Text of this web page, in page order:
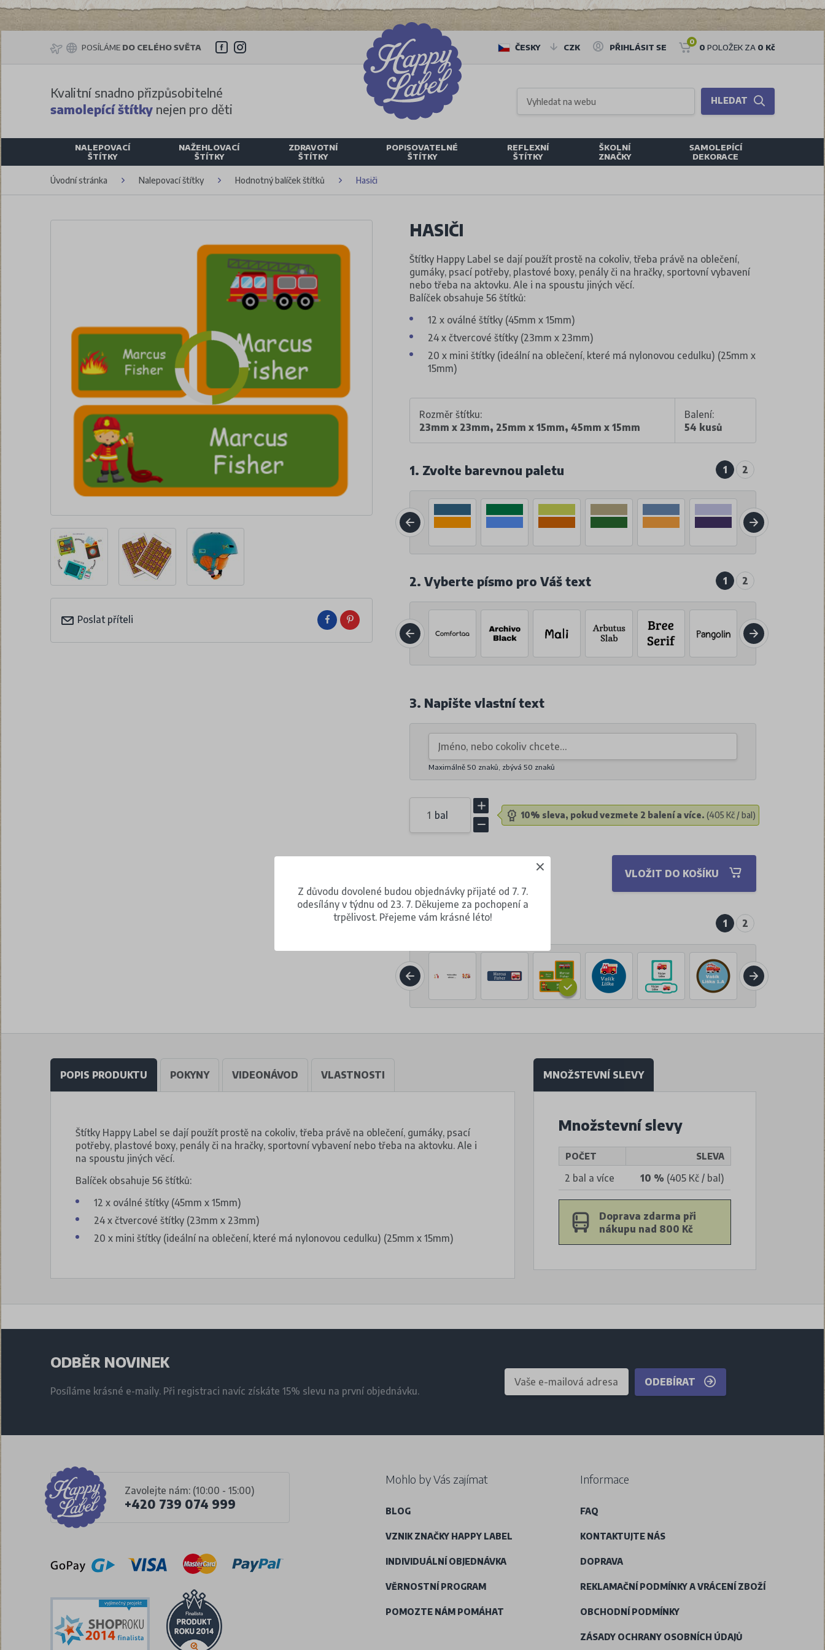
POSÍLÁME DO CELÉHO SVĚTA ČESKY CZK PŘIHLÁSIT SE
0
0 POLOŽEK ZA 0 Kč
Kvalitní snadno přizpůsobitelné
samolepící štítky nejen pro děti
HLEDAT
NALEPOVACÍ
ŠTÍTKY
NAŽEHLOVACÍ
ŠTÍTKY
ZDRAVOTNÍ
ŠTÍTKY
POPISOVATELNÉ
ŠTÍTKY
REFLEXNÍ
ŠTÍTKY
ŠKOLNÍ
ZNAČKY
SAMOLEPÍCÍ
DEKORACE
Úvodní stránka Nalepovací štítky Hodnotný balíček štítků Hasiči
Poslat příteli
HASIČI
Štítky Happy Label se dají použít prostě na cokoliv, třeba právě na oblečení,
gumáky, psací potřeby, plastové boxy, penály či na hračky, sportovní vybavení
nebo třeba na aktovku. Ale i na spoustu jiných věcí.
Balíček obsahuje 56 štítků:
12 x oválné štítky (45mm x 15mm)
24 x čtvercové štítky (23mm x 23mm)
20 x mini štítky (ideální na oblečení, které má nylonovou cedulku) (25mm x
15mm)
Rozměr štítku:
23mm x 23mm, 25mm x 15mm, 45mm x 15mm
Balení:
54 kusů
1. Zvolte barevnou paletu 1 2
2. Vyberte písmo pro Váš text 1 2
3. Napište vlastní text
Maximálně 50 znaků, zbývá 50 znaků
bal 10% sleva, pokud vezmete 2 balení a více. (405 Kč / bal)
VLOŽIT DO KOŠÍKU
Volba jiného motivu 1 2
POPIS PRODUKTU POKYNY VIDEONÁVOD VLASTNOSTI
Štítky Happy Label se dají použít prostě na cokoliv, třeba právě na oblečení, gumáky, psací
potřeby, plastové boxy, penály či na hračky, sportovní vybavení nebo třeba na aktovku. Ale i
na spoustu jiných věcí.
Balíček obsahuje 56 štítků:
12 x oválné štítky (45mm x 15mm)
24 x čtvercové štítky (23mm x 23mm)
20 x mini štítky (ideální na oblečení, které má nylonovou cedulku) (25mm x 15mm)
MNOŽSTEVNÍ SLEVY
Množstevní slevy
POČET SLEVA
2 bal a více 10 % (405 Kč / bal)
Doprava zdarma při
nákupu nad 800 Kč
ODBĚR NOVINEK
Posíláme krásné e-maily. Při registraci navíc získáte 15% slevu na první objednávku.
ODEBÍRAT
Zavolejte nám: (10:00 - 15:00)
+420 739 074 999
Mohlo by Vás zajímat
BLOG
VZNIK ZNAČKY HAPPY LABEL
INDIVIDUÁLNÍ OBJEDNÁVKA
VĚRNOSTNÍ PROGRAM
POMOZTE NÁM POMÁHAT
Informace
FAQ
KONTAKTUJTE NÁS
DOPRAVA
REKLAMAČNÍ PODMÍNKY A VRÁCENÍ ZBOŽÍ
OBCHODNÍ PODMÍNKY
ZÁSADY OCHRANY OSOBNÍCH ÚDAJŮ
Z důvodu dovolené budou objednávky přijaté od 7. 7.
odesílány v týdnu od 23. 7. Děkujeme za pochopení a
trpělivost. Přejeme vám krásné léto!